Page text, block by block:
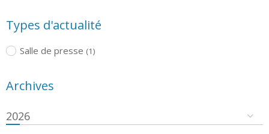
Types d'actualité
Salle de presse (1)
Archives
2026